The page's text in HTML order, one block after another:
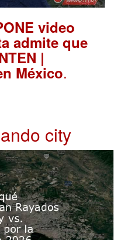
video
admite que
|
México.
city